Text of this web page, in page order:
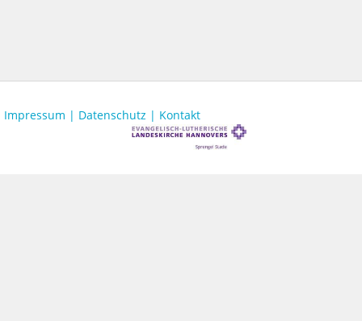
Impressum | Datenschutz | Kontakt